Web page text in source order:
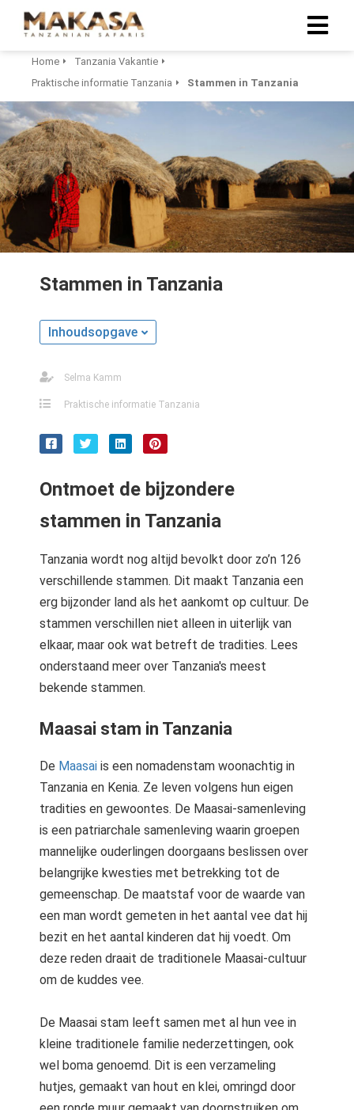
Home
Tanzania Vakantie
Praktische informatie Tanzania
Stammen in Tanzania
Stammen in Tanzania
Inhoudsopgave
Selma Kamm
Praktische informatie Tanzania
Ontmoet de bijzondere
stammen in Tanzania
Tanzania wordt nog altijd bevolkt door zo’n 126
verschillende stammen. Dit maakt Tanzania een
erg bijzonder land als het aankomt op cultuur. De
stammen verschillen niet alleen in uiterlijk van
elkaar, maar ook wat betreft de tradities. Lees
onderstaand meer over Tanzania's meest
bekende stammen.
Maasai stam in Tanzania
De Maasai is een nomadenstam woonachtig in
Tanzania en Kenia. Ze leven volgens hun eigen
tradities en gewoontes. De Maasai-samenleving
is een patriarchale samenleving waarin groepen
mannelijke ouderlingen doorgaans beslissen over
belangrijke kwesties met betrekking tot de
gemeenschap. De maatstaf voor de waarde van
een man wordt gemeten in het aantal vee dat hij
bezit en het aantal kinderen dat hij voedt. Om
deze reden draait de traditionele Maasai-cultuur
om de kuddes vee.
De Maasai stam leeft samen met al hun vee in
kleine traditionele familie nederzettingen, ook
wel boma genoemd. Dit is een verzameling
hutjes, gemaakt van hout en klei, omringd door